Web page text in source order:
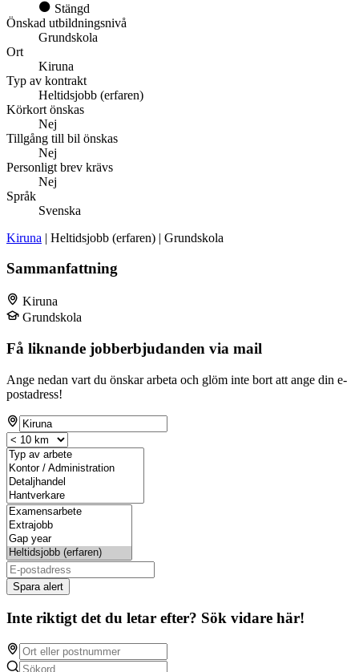
Stängd
Önskad utbildningsnivå
Grundskola
Ort
Kiruna
Typ av kontrakt
Heltidsjobb (erfaren)
Körkort önskas
Nej
Tillgång till bil önskas
Nej
Personligt brev krävs
Nej
Språk
Svenska
Kiruna | Heltidsjobb (erfaren) | Grundskola
Sammanfattning
Kiruna
Grundskola
Få liknande jobberbjudanden via mail
Ange nedan vart du önskar arbeta och glöm inte bort att ange din e-
postadress!
Spara alert
Inte riktigt det du letar efter? Sök vidare här!